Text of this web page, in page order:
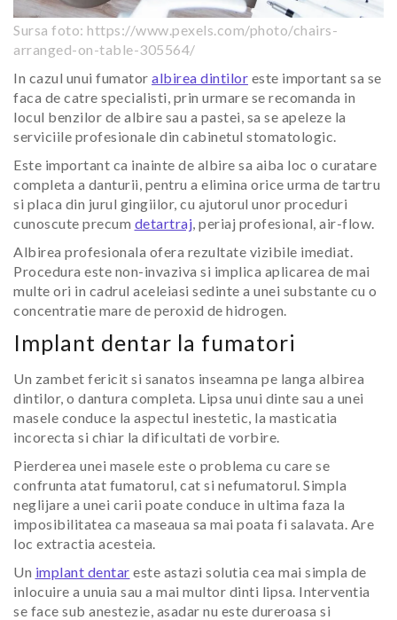
Sursa foto: https://www.pexels.com/photo/chairs-
arranged-on-table-305564/
In cazul unui fumator albirea dintilor este important sa se
faca de catre specialisti, prin urmare se recomanda in
locul benzilor de albire sau a pastei, sa se apeleze la
serviciile profesionale din cabinetul stomatologic.
Este important ca inainte de albire sa aiba loc o curatare
completa a danturii, pentru a elimina orice urma de tartru
si placa din jurul gingiilor, cu ajutorul unor proceduri
cunoscute precum detartraj , periaj profesional, air-flow.
Albirea profesionala ofera rezultate vizibile imediat.
Procedura este non-invaziva si implica aplicarea de mai
multe ori in cadrul aceleiasi sedinte a unei substante cu o
concentratie mare de peroxid de hidrogen.
Implant dentar la fumatori
Un zambet fericit si sanatos inseamna pe langa albirea
dintilor, o dantura completa. Lipsa unui dinte sau a unei
masele conduce la aspectul inestetic, la masticatia
incorecta si chiar la dificultati de vorbire.
Pierderea unei masele este o problema cu care se
confrunta atat fumatorul, cat si nefumatorul. Simpla
neglijare a unei carii poate conduce in ultima faza la
imposibilitatea ca maseaua sa mai poata fi salavata. Are
loc extractia acesteia.
Un implant dentar este astazi solutia cea mai simpla de
inlocuire a unuia sau a mai multor dinti lipsa. Interventia
se face sub anestezie, asadar nu este dureroasa si